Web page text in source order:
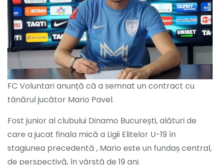
FC Voluntari anunță că a semnat un contract cu
tânărul jucător Mario Pavel.
Fost junior al clubului Dinamo București, alături de
care a jucat finala mică a Ligii Elitelor U-19 în
stagiunea precedentă , Mario este un fundaș central,
de perspectivă, în vârstă de 19 ani.